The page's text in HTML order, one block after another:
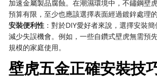
加速金屬製品腐蝕。在潮濕環境中，不鏽鋼壁
預算有限，至少也應該選擇表面經過鍍鋅處理的
安裝便利性 ：對於DIY愛好者來說，選擇安裝
減少失誤機會。例如，一些自鑽式壁虎無需預
規模的家庭使用。
壁虎五金正確安裝技